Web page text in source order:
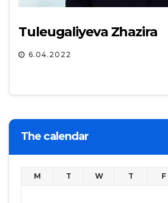
Tuleugaliyeva Zhazira
6.04.2022
The calendar
M T W T F